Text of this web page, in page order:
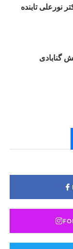
نورعلی تابنده
گنابادی